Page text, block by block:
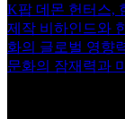
K팝 데몬 헌터스,
제작 비하인드와
화의 글로벌 영향
문화의 잠재력과